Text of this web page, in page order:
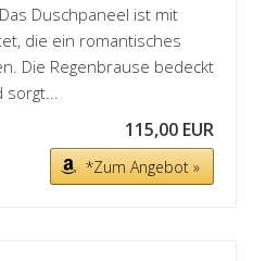
Duschpaneel ist mit
die ein romantisches
Die Regenbrause bedeckt
sorgt...
115,00 EUR
*Zum Angebot »